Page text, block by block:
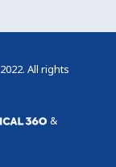
All rights
&